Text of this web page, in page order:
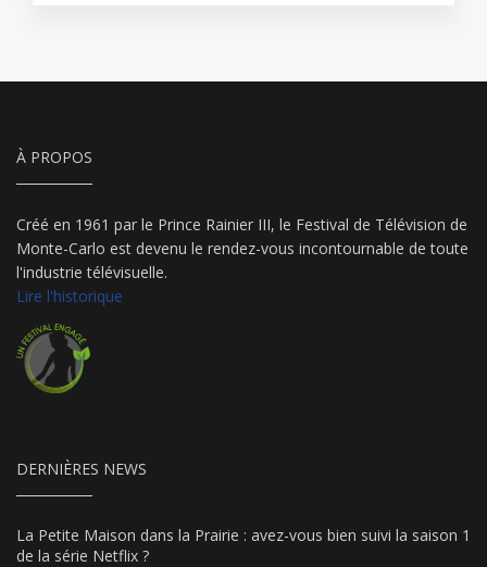
À PROPOS
Créé en 1961 par le Prince Rainier III, le Festival de Télévision de
Monte-Carlo est devenu le rendez-vous incontournable de toute
l'industrie télévisuelle.
Lire l'historique
DERNIÈRES NEWS
La Petite Maison dans la Prairie : avez-vous bien suivi la saison 1
de la série Netflix ?